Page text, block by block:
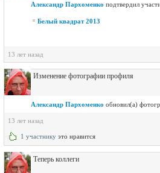
Александр Пархоменко подтвердил
Белый квадрат 2013
13 лет назад
Изменение фотографии профиля
Александр Пархоменко обновил(a)
13 лет назад
1 участнику это нравится
Теперь коллеги